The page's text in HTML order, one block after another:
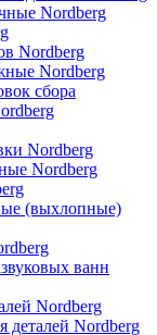
Nordberg
Nordberg
Nordberg
сбора
Nordberg
Nordberg
(выхлопные)
ванн
Nordberg
деталей Nordberg